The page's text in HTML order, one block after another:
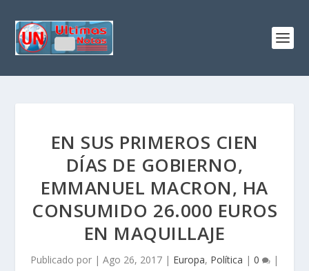
EN SUS PRIMEROS CIEN
DÍAS DE GOBIERNO,
EMMANUEL MACRON, HA
CONSUMIDO 26.000 EUROS
EN MAQUILLAJE
Publicado por | Ago 26, 2017 | Europa, Política | 0 |